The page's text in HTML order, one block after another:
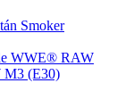
Smoker
WWE® RAW
M3 (E30)